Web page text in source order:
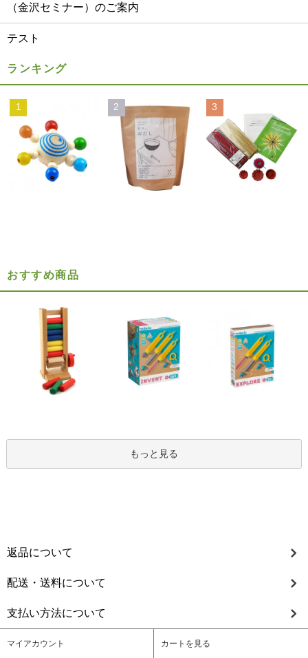
（金沢セミナー）のご案内
テスト
ランキング
1 2 3
おすすめ商品
もっと見る
返品について
配送・送料について
支払い方法について
マイアカウント カートを見る